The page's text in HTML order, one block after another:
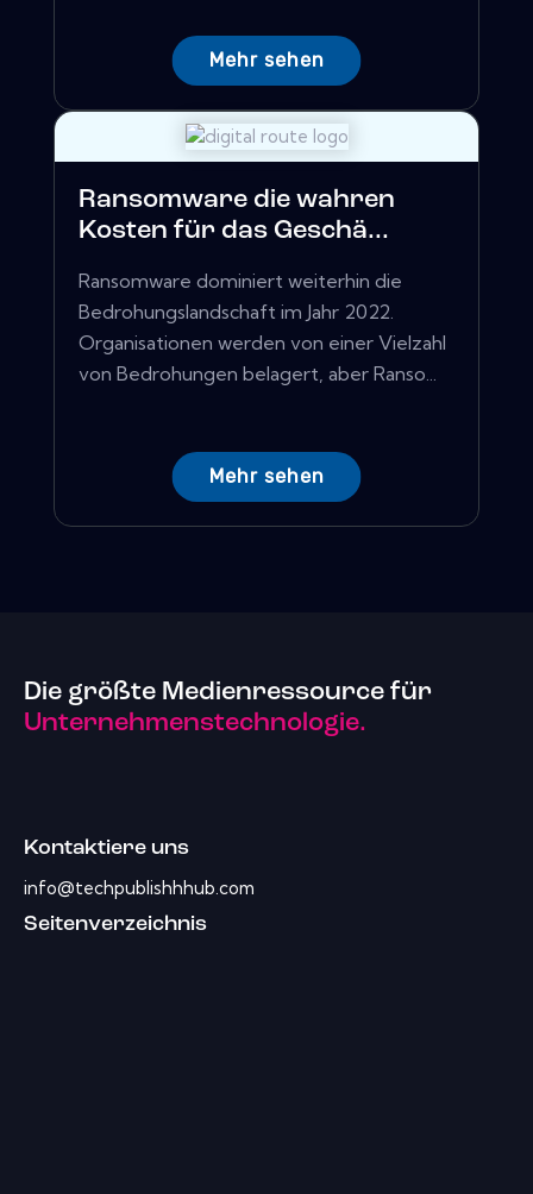
Mehr sehen
Ransomware die wahren
Kosten für das Geschä...
Ransomware dominiert weiterhin die
Bedrohungslandschaft im Jahr 2022.
Organisationen werden von einer Vielzahl
von Bedrohungen belagert, aber Ranso...
Mehr sehen
Die größte Medienressource für
Unternehmenstechnologie.
Kontaktiere uns
info@techpublishhhub.com
Seitenverzeichnis